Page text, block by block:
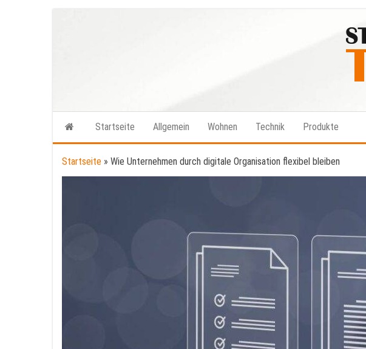
Startseite Allgemein Wohnen Technik Produkte
Startseite » Wie Unternehmen durch digitale Organisation flexibel bleiben